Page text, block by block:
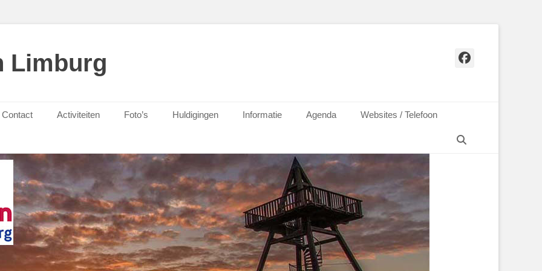
Limburg Facebook
Contact Activiteiten Foto’s Huldigingen Informatie Agenda
Websites / Telefoon